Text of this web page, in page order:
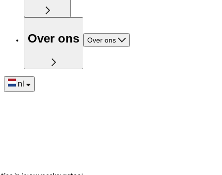
Over ons Over ons
nl